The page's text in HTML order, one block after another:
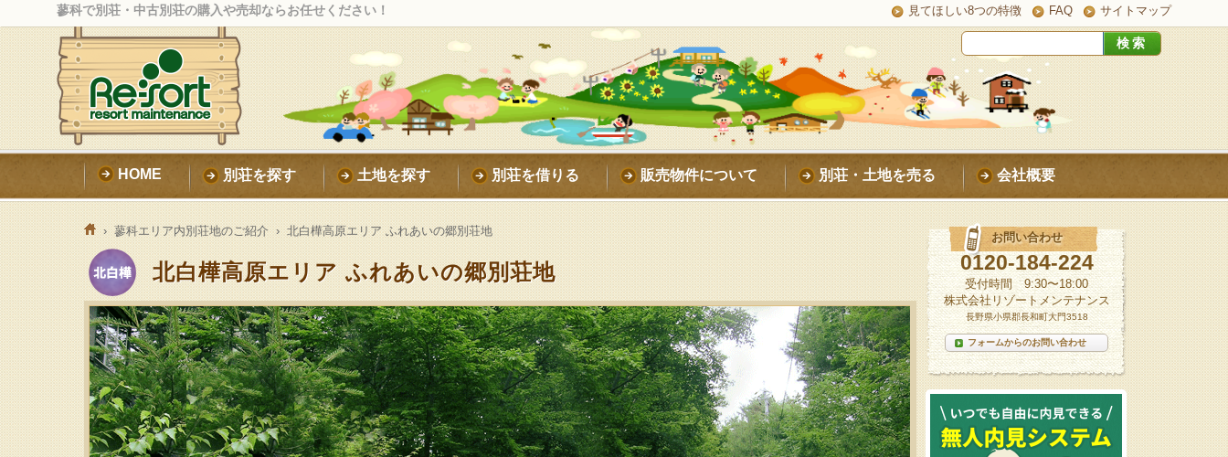
蓼科で別荘・中古別荘の購入や売却ならお任せください！ 見てほしい8つの特徴 FAQ サイトマップ
HOME 別荘を探す 土地を探す 別荘を借りる 販売物件について 別荘・土地を売る 会社概要
›蓼科エリア内別荘地のご紹介›北白樺高原エリア ふれあいの郷別荘地
北白樺高原エリア ふれあいの郷別荘地
お問い合わせ
0120-184-224
受付時間 9:30〜18:00
株式会社リゾートメンテナンス
長野県小県郡長和町大門3518
フォームからのお問い合わせ